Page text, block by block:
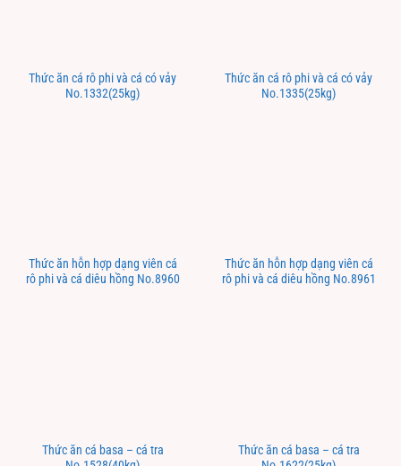
Thức ăn cá rô phi và cá có vảy
No.1332(25kg)
Thức ăn cá rô phi và cá có vảy
No.1335(25kg)
Thức ăn hỗn hợp dạng viên cá
rô phi và cá diêu hồng No.8960
Thức ăn hỗn hợp dạng viên cá
rô phi và cá diêu hồng No.8961
Thức ăn cá basa – cá tra
Thức ăn cá basa – cá tra